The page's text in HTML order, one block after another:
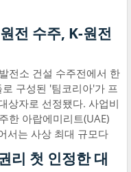
전 수주, K-원전
전소 건설 수주전에서 한
구성된 '팀코리아'가 프
상자로 선정됐다. 사업비
한 아랍에미리트(UAE)
서는 사상 최대 규모다
리 첫 인정한 대